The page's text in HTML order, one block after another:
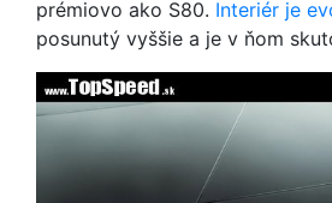
prémiovo ako S80. Interiér je
posunutý vyššie a je v ňom